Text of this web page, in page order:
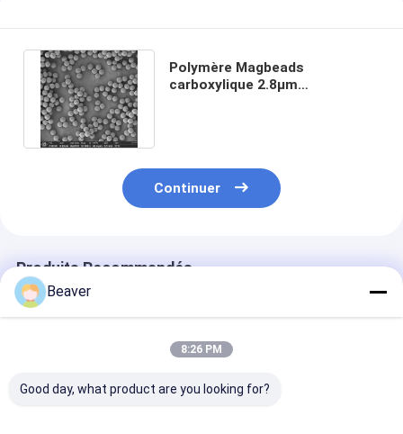
Polymère Magbeads
carboxylique 2.8μm
Continuer
Produits Recommandés
Beaver
8:26 PM
Good day, what product are you looking for?